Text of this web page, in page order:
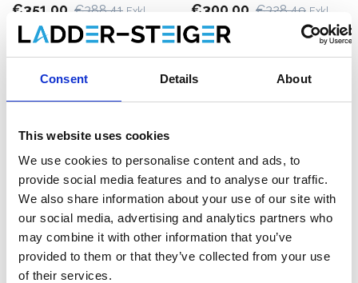
Consent Details About
This website uses cookies
We use cookies to personalise content and ads, to
provide social media features and to analyse our traffic.
We also share information about your use of our site with
our social media, advertising and analytics partners who
may combine it with other information that you’ve
provided to them or that they’ve collected from your use
of their services.
€351,00 €388,41 Exkl.
MwSt
Produkt anzeigen
€300,00 €328,49 Exkl.
MwSt
Produkt anzeigen